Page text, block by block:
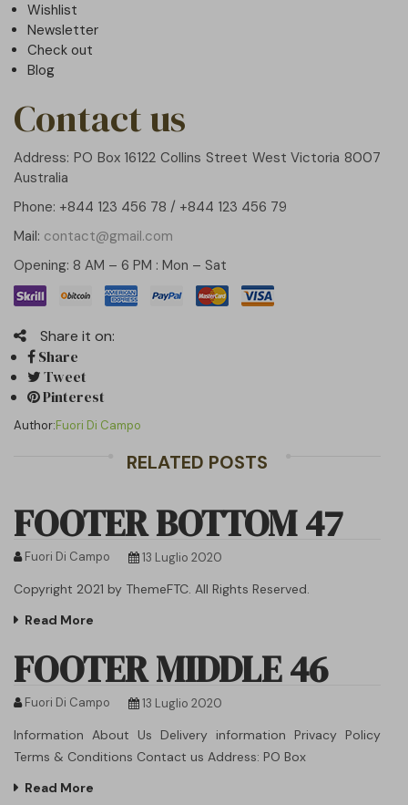
Wishlist
Newsletter
Check out
Blog
Contact us
Address: PO Box 16122 Collins Street West Victoria 8007
Australia
Phone: +844 123 456 78 / +844 123 456 79
Mail: contact@gmail.com
Opening: 8 AM – 6 PM : Mon – Sat
Share it on:
Share
Tweet
Pinterest
Author:Fuori Di Campo
RELATED POSTS
FOOTER BOTTOM 47
Fuori Di Campo 13 Luglio 2020
Copyright 2021 by ThemeFTC. All Rights Reserved.
Read More
FOOTER MIDDLE 46
Fuori Di Campo 13 Luglio 2020
Information About Us Delivery information Privacy Policy
Terms & Conditions Contact us Address: PO Box
Read More